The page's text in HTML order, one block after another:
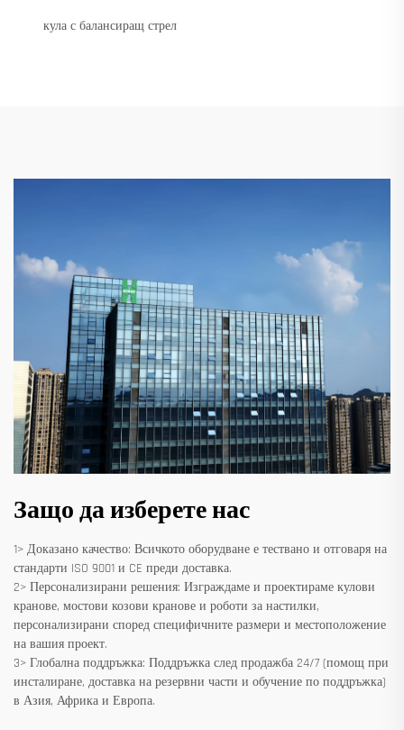
кула с балансиращ стрел
Защо да изберете нас
1> Доказано качество: Всичкото оборудване е тествано и отговаря на
стандарти ISO 9001 и CE преди доставка.
2> Персонализирани решения: Изграждаме и проектираме кулови
кранове, мостови козови кранове и роботи за настилки,
персонализирани според специфичните размери и местоположение
на вашия проект.
3> Глобална поддръжка: Поддръжка след продажба 24/7 (помощ при
инсталиране, доставка на резервни части и обучение по поддръжка)
в Азия, Африка и Европа.